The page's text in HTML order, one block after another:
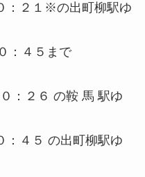
：２１※の出町柳駅ゆ
：４５まで
：２６ の鞍 馬 駅ゆ
：４５ の出町柳駅ゆ